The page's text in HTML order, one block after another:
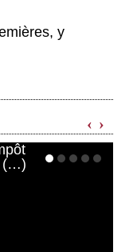
forces
« production
Marx »
y
‹ ›